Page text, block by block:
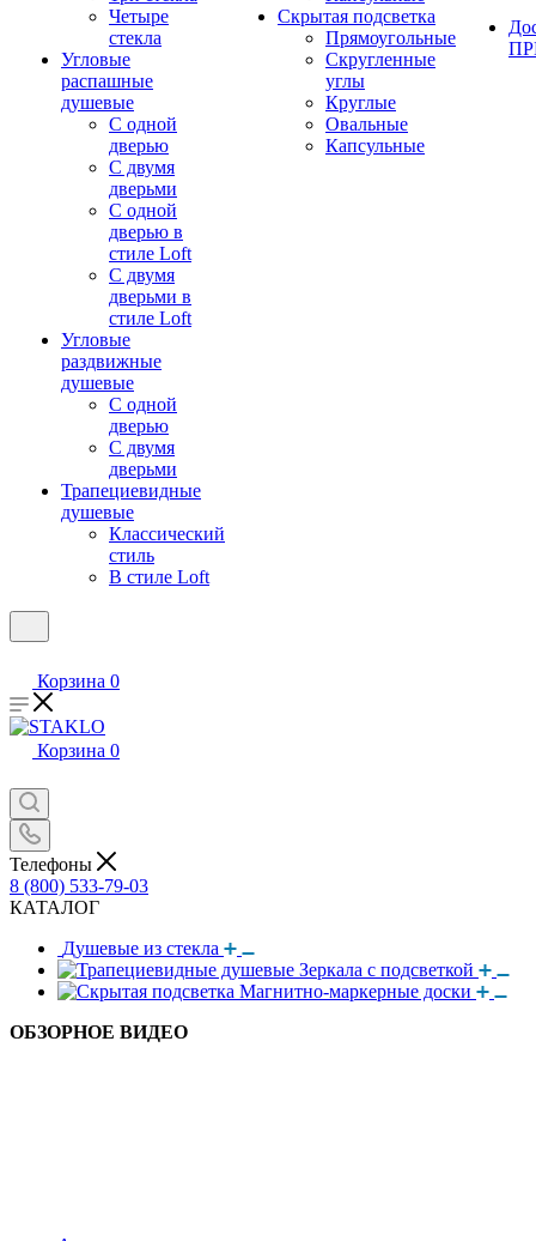
Четыре
стекла
Угловые
распашные
душевые
С одной
дверью
С двумя
дверьми
С одной
дверью в
стиле Loft
С двумя
дверьми в
стиле Loft
Угловые
раздвижные
душевые
С одной
дверью
С двумя
дверьми
Трапециевидные
душевые
Классический
стиль
В стиле Loft
Скрытая подсветка
Прямоугольные
Скругленные
углы
Круглые
Овальные
Капсульные
Корзина 0
Корзина 0
Телефоны
8 (800) 533-79-03
КАТАЛОГ
Душевые из стекла
Зеркала с подсветкой
Магнитно-маркерные доски
ОБЗОРНОЕ ВИДЕО